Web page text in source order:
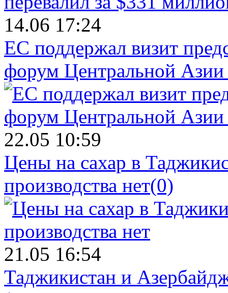
14.06 17:24
ЕС поддержал визит
форум Центральной Азии
22.05 10:59
Цены на сахар в
производства нет(0)
21.05 16:54
Таджикистан и